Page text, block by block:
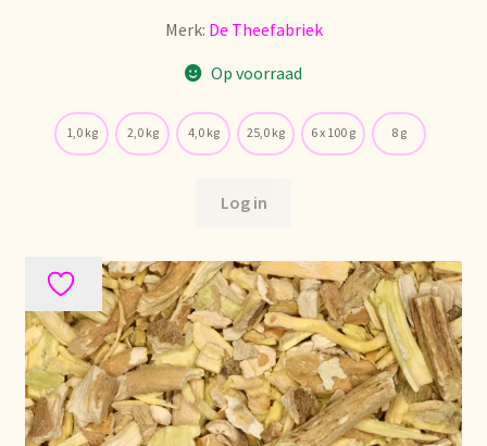
Über uns
Versand und Lieferung
Verzenden en bezorgen
Voedselveiligheid
Merk: De Theefabriek
Op voorraad
1,0 kg 2,0 kg 4,0 kg 25,0 kg 6 x 100 g 8 g
Log in